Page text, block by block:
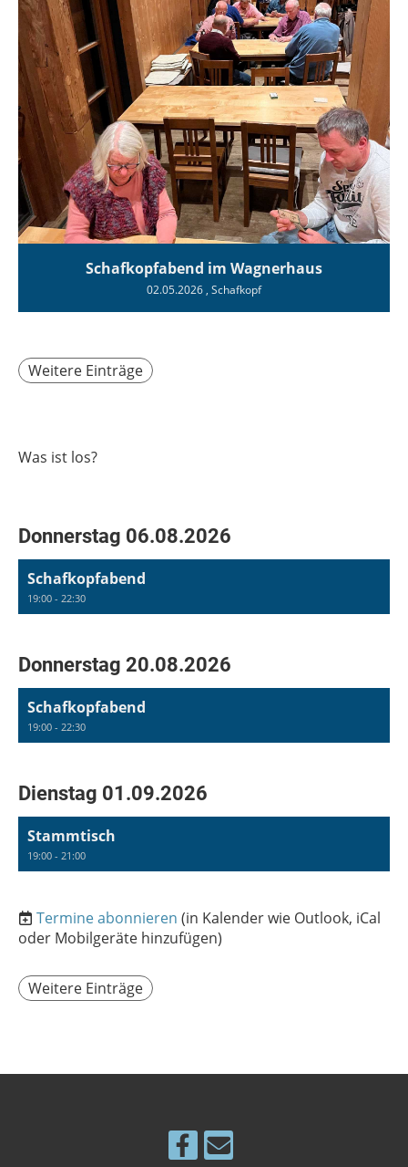
Schafkopfabend im Wagnerhaus
02.05.2026 , Schafkopf
Weitere Einträge
Was ist los?
Donnerstag 06.08.2026
Schafkopfabend
19:00 - 22:30
Donnerstag 20.08.2026
Schafkopfabend
19:00 - 22:30
Dienstag 01.09.2026
Stammtisch
19:00 - 21:00
Termine abonnieren (in Kalender wie Outlook, iCal
oder Mobilgeräte hinzufügen)
Weitere Einträge